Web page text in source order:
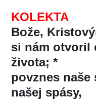
KOLEKTA
Bože,
si nám otvoril
života; *
povznes
našej spásy,